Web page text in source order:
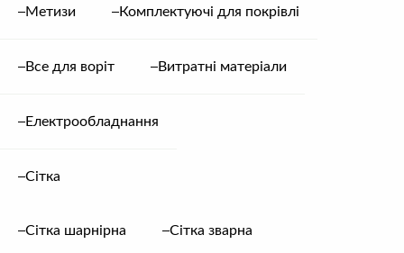
Метизи Комплектуючі для покрівлі
Все для воріт Витратні матеріали
Електрообладнання
Сітка
Сітка шарнірна Сітка зварна
Товщина металу